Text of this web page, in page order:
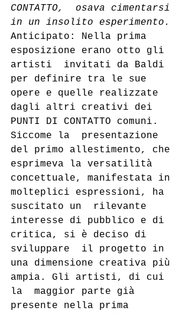
CONTATTO,  osava cimentarsi
in un insolito esperimento.
Anticipato: Nella prima
esposizione erano otto gli
artisti  invitati da Baldi
per definire tra le sue
opere e quelle realizzate
dagli altri creativi dei
PUNTI DI CONTATTO comuni.
Siccome la  presentazione
del primo allestimento, che
esprimeva la versatilità
concettuale, manifestata in
molteplici espressioni, ha
suscitato un  rilevante
interesse di pubblico e di
critica, si è deciso di
sviluppare  il progetto in
una dimensione creativa più
ampia. Gli artisti, di cui
la  maggior parte già
presente nella prima